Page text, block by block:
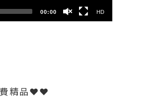
00:00 HD
費精品❤️❤️